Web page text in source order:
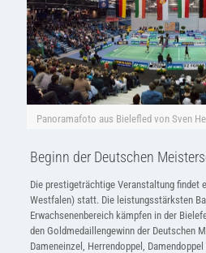
Panoramafoto aus Bielefled von Sven
Beginn der Deutschen
Die prestigeträchtige Veranstaltung findet
Westfalen) statt. Die leistungsstärksten
Erwachsenenbereich kämpfen in der
den Goldmedaillengewinn der Deutschen
Dameneinzel, Herrendoppel,